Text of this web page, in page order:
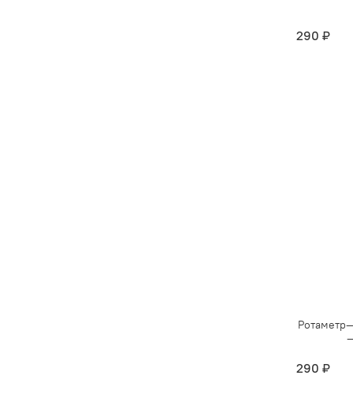
290 ₽
290 ₽